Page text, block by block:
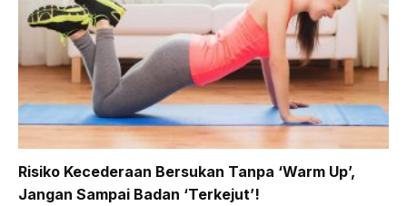
buat dengan betul, cuma perlu sabar dan hadapi hari-hari
menuju kemenangan.
2.Jaga disiplin. Jika anda rasa jalan ini sangat
membebankan, ingat kembali asbab kenapa kita
mulakan. Dah mula kan? Jadi habiskan.
3.Nawaitu(Niat). Perbetulkan niat supaya kita sentiasa
Risiko Kecederaan Bersukan Tanpa ‘Warm Up’,
Jangan Sampai Badan ‘Terkejut’!